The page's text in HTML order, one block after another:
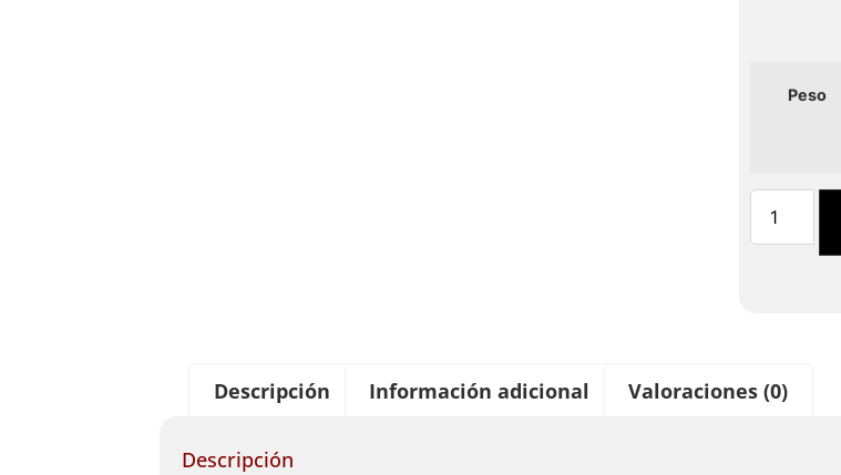
Peso
Descripción Información adicional Valoraciones (0)
Descripción